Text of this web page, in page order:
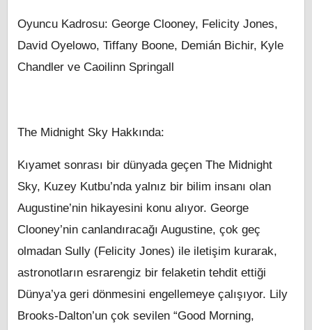
Oyuncu Kadrosu: George Clooney, Felicity Jones,
David Oyelowo, Tiffany Boone, Demián Bichir, Kyle
Chandler ve Caoilinn Springall
The Midnight Sky Hakkında:
Kıyamet sonrası bir dünyada geçen The Midnight
Sky, Kuzey Kutbu’nda yalnız bir bilim insanı olan
Augustine’nin hikayesini konu alıyor. George
Clooney’nin canlandıracağı Augustine, çok geç
olmadan Sully (Felicity Jones) ile iletişim kurarak,
astronotların esrarengiz bir felaketin tehdit ettiği
Dünya’ya geri dönmesini engellemeye çalışıyor. Lily
Brooks-Dalton’un çok sevilen “Good Morning,